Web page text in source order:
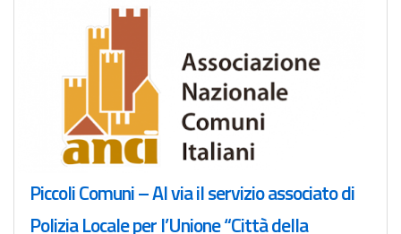
Piccoli Comuni – Al via il servizio associato di
Polizia Locale per l’Unione “Città della